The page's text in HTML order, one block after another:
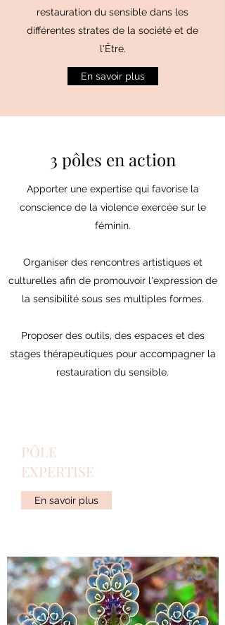
restauration du sensible dans les
différentes strates de la société et de
l'Être.
En savoir plus
3 pôles en action
Apporter une expertise qui favorise la
conscience de la violence exercée sur le
féminin.
Organiser des rencontres artistiques et
culturelles afin de promouvoir l'expression de
la sensibilité sous ses multiples formes.
Proposer des outils, des espaces et des
stages thérapeutiques pour accompagner la
restauration du sensible.
PÔLE
EXPERTISE
En savoir plus